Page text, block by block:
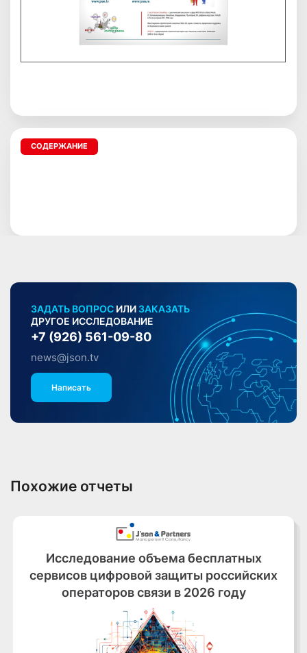
СОДЕРЖАНИЕ
ЗАДАТЬ ВОПРОС ИЛИ ЗАКАЗАТЬ
ДРУГОЕ ИССЛЕДОВАНИЕ
+7 (926) 561-09-80
news@json.tv
Написать
Похожие отчеты
Исследование объема бесплатных
сервисов цифровой защиты российских
операторов связи в 2026 году